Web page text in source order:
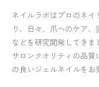
ネイルラボはプロのネ
り、日々、爪へのケア
などを研究開発してきま
サロンクオリティの品
の良いジェルネイルをお